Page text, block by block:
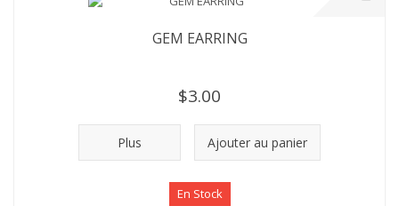
GEM EARRING
$3.00
Plus Ajouter au panier
En Stock